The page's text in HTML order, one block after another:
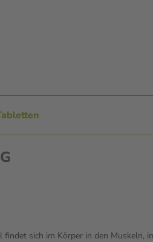
sich im Körper in den Muskeln,